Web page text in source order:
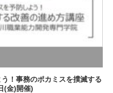
！事務のポカミスを撲滅する
(金)開催)